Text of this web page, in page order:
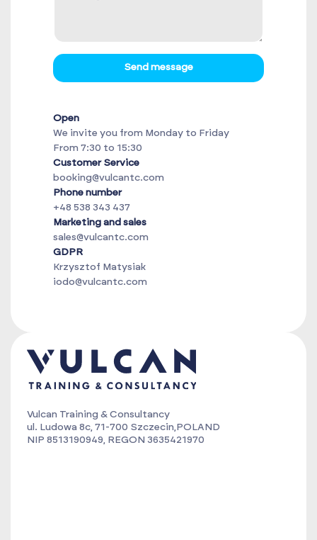
Send message
Open
We invite you from Monday to Friday
From 7:30 to 15:30
Customer Service
booking@vulcantc.com
Phone number
+48 538 343 437
Marketing and sales
sales@vulcantc.com
GDPR
Krzysztof Matysiak
iodo@vulcantc.com
Vulcan Training & Consultancy
ul. Ludowa 8c, 71-700 Szczecin,POLAND
NIP 8513190949, REGON 3635421970